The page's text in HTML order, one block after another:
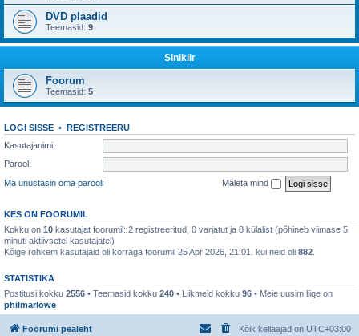
DVD plaadid
Teemasid: 9
Sinikiir
Foorum
Teemasid: 5
LOGI SISSE • REGISTREERU
Kasutajanimi:
Parool:
Ma unustasin oma parooli
Mäleta mind
KES ON FOORUMIL
Kokku on 10 kasutajat foorumil: 2 registreeritud, 0 varjatut ja 8 külalist (põhineb viimase 5
minuti aktiivsetel kasutajatel)
Kõige rohkem kasutajaid oli korraga foorumil 25 Apr 2026, 21:01, kui neid oli 882
STATISTIKA
Postitusi kokku 2556 • Teemasid kokku 240 • Liikmeid kokku 96 • Meie uusim liige on
philmarlowe
Foorumi pealeht Kõik kellaajad on UTC+03:00